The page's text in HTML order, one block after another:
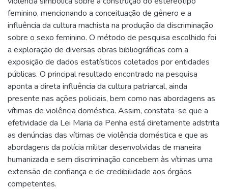
feminino, mencionando a conceituação de gênero e a
influência da cultura machista na produção da discriminação
sobre o sexo feminino. O método de pesquisa escolhido foi
a exploração de diversas obras bibliográficas com a
exposição de dados estatísticos coletados por entidades
públicas. O principal resultado encontrado na pesquisa
aponta a direta influência da cultura patriarcal, ainda
presente nas ações policiais, bem como nas abordagens as
vítimas de violência doméstica. Assim, constata-se que a
efetividade da Lei Maria da Penha está diretamente adstrita
as denúncias das vítimas de violência doméstica e que as
abordagens da polícia militar desenvolvidas de maneira
humanizada e sem discriminação concebem às vítimas uma
extensão de confiança e de credibilidade aos órgãos
competentes.